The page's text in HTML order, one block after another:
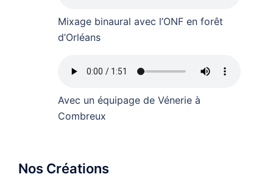
Mixage binaural avec l’ONF en forêt
d’Orléans
Avec un équipage de Vénerie à
Combreux
Nos Créations